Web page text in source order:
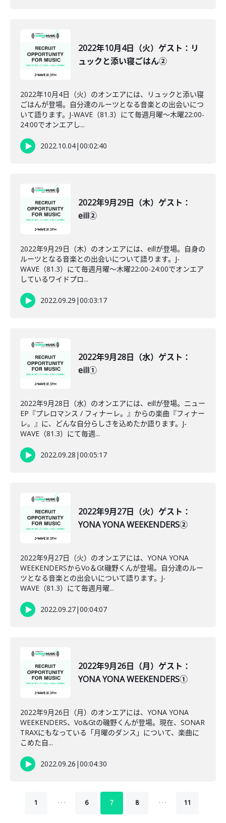
2022年10月4日（火）ゲスト：リ
ュックと添い寝ごはん②
2022年10月4日（火）のオンエアには、リュックと添い寝
ごはんが登場。自分達のルーツとなる音楽との出会いにつ
いて語ります。J-WAVE（81.3）にて毎週月曜～木曜22:00-
24:00でオンエアし...
2022.10.04|00:02:40
2022年9月29日（木）ゲスト：
eill②
2022年9月29日（木）のオンエアには、eillが登場。自身の
ルーツとなる音楽との出会いについて語ります。J-
WAVE（81.3）にて毎週月曜～木曜22:00-24:00でオンエア
しているワイドプロ...
2022.09.29 |00:03:17
2022年9月28日（水）ゲスト：
eill①
2022年9月28日（水）のオンエアには、eillが登場。ニュー
EP『プレロマンス / フィナーレ。』からの楽曲『フィナー
レ。』に、どんな自分らしさを込めたか語ります。J-
WAVE（81.3）にて毎週...
2022.09.28 |00:05:17
2022年9月27日（火）ゲスト：
YONA YONA WEEKENDERS②
2022年9月27日（火）のオンエアには、YONA YONA
WEEKENDERSからVo＆Gt磯野くんが登場。自分達のルー
ツとなる音楽との出会いについて語ります。J-
WAVE（81.3）にて毎週月曜...
2022.09.27|00:04:07
2022年9月26日（月）ゲスト：
YONA YONA WEEKENDERS①
2022年9月26日（月）のオンエアには、YONA YONA
WEEKENDERS、Vo&Gtの磯野くんが登場。現在、SONAR
TRAXにもなっている「月曜のダンス」について、楽曲に
こめた自...
2022.09.26 |00:04:30
1 … 6 7 8 … 11